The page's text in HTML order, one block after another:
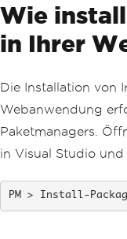
Wie
in Ihrer
Die Installation von
Webanwendung
Paketmanagers.
in Visual Studio und
Install-